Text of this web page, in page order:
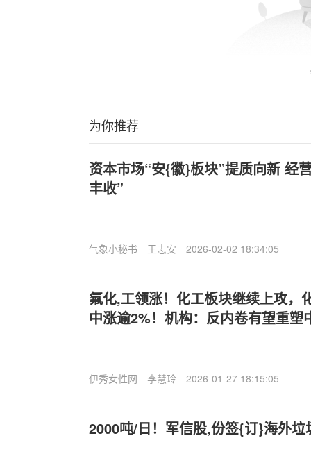
为你推荐
资本市场“安{徽}板块”提质向新 经
丰收”
气象小秘书 王志安 2026-02-02 18:34:05
氟化,工领涨！化工板块继续上攻，
中涨逾2%！机构：反内卷有望重塑
伊秀女性网 李慧玲 2026-01-27 18:15:05
2000吨/日！军信股,份签{订}海外